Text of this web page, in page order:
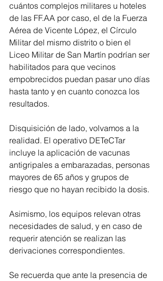
cuántos complejos militares u hoteles
de las FF.AA por caso, el de la Fuerza
Aérea de Vicente López, el Círculo
Militar del mismo distrito o bien el
Liceo Militar de San Martín podrían ser
habilitados para que vecinos
empobrecidos puedan pasar uno días
hasta tanto y en cuanto conozca los
resultados.
Disquisición de lado, volvamos a la
realidad. El operativo DETeCTar
incluye la aplicación de vacunas
antigripales a embarazadas, personas
mayores de 65 años y grupos de
riesgo que no hayan recibido la dosis.
Asimismo, los equipos relevan otras
necesidades de salud, y en caso de
requerir atención se realizan las
derivaciones correspondientes.
Se recuerda que ante la presencia de